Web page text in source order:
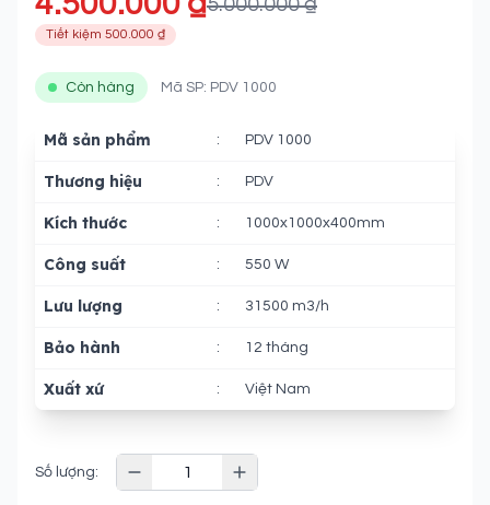
5.000.000 ₫
Tiết kiệm 500.000 ₫
Còn hàng Mã SP: PDV 1000
Mã sản phẩm : PDV 1000
Thương hiệu : PDV
Kích thước : 1000x1000x400mm
Công suất : 550 W
Lưu lượng : 31500 m3/h
Bảo hành : 12 tháng
Xuất xứ : Việt Nam
Số lượng: